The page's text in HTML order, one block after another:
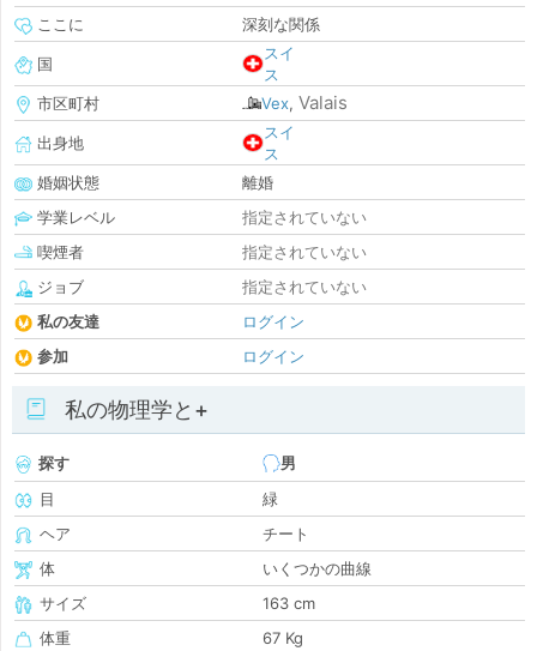
ここに
深刻な関係
国
スイ
ス
市区町村
Vex, Valais
出身地
スイ
ス
婚姻状態
離婚
学業レベル
指定されていない
喫煙者
指定されていない
ジョブ
指定されていない
私の友達
ログイン
参加
ログイン
私の物理学と+
探す
男
目
緑
ヘア
チート
体
いくつかの曲線
サイズ
163 cm
体重
67 Kg